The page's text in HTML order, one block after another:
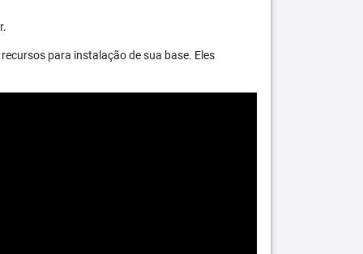
para instalação de sua base. Eles